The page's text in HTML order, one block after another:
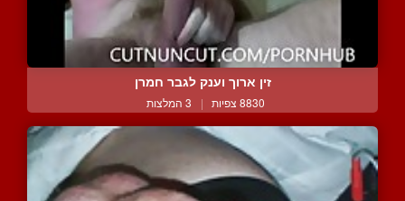
זין ארוך וענק לגבר חמרן
8830 צפיות | 3 המלצות